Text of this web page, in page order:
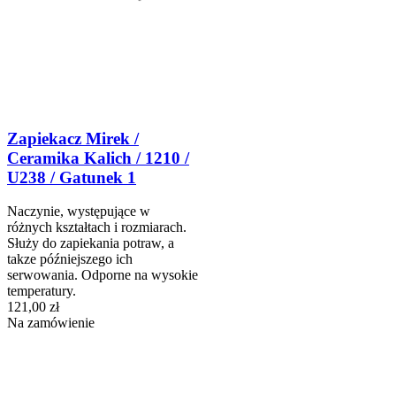
Zapiekacz Mirek /
Ceramika Kalich / 1210 /
U238 / Gatunek 1
Naczynie, występujące w
różnych kształtach i rozmiarach.
Służy do zapiekania potraw, a
takze późniejszego ich
serwowania. Odporne na wysokie
temperatury.
121,00 zł
Na zamówienie